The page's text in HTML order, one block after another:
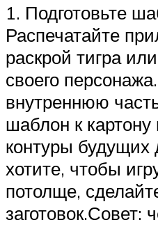
1. Подготовьте
Распечатайте
раскрой тигра
своего
внутреннюю
шаблон к
контуры
хотите, чтобы
потолще,
заготовок.Совет: